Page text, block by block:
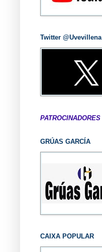
Twitter @Uvevillena
PATROCINADORES
GRÚAS GARCÍA
CAIXA POPULAR